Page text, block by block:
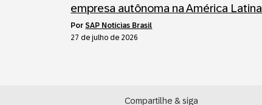
empresa autônoma na América Latina
porSAP Notícias Brasil
27 de julho de 2026
Compartilhe & siga